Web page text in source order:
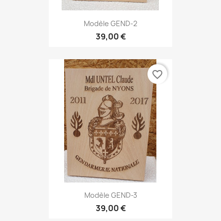
Modèle GEND-2
39,00 €
Modèle GEND-3
39,00 €
favorite_border